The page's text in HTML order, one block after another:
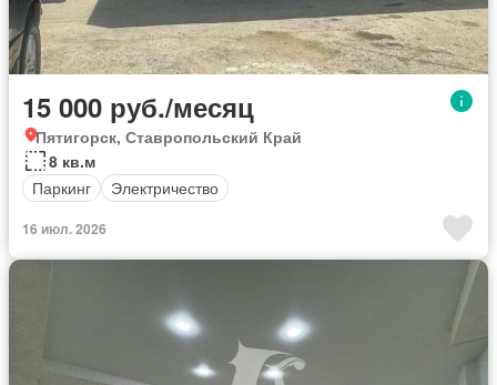
15 000 руб./месяц
Пятигорск, Ставропольский Край
8 кв.м
Паркинг
Электричество
16 июл. 2026